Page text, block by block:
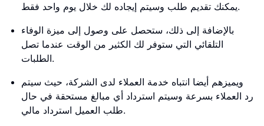
يمكنك تقديم طلب وسيتم إيجاده لك خلال يوم واحد فقط.
بالإضافة إلى ذلك، ستحصل على وصول إلى ميزة الوفاء
التلقائي التي ستوفر لك الكثير من الوقت عندما تصل
الطلبات.
ويميزهم أيضا انتباه خدمة العملاء لدى الشركة، حيث سيتم
رد العملاء بسرعة وسيتم استرداد أي مبالغ مستحقة في حال
طلب العميل استرداد مالي.